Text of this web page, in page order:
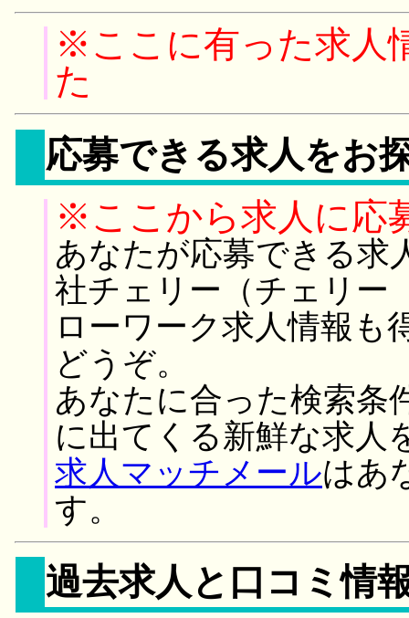
※ここに有った求人
た
応募できる求人をお
※ここから求人に応
あなたが応募できる求
社チェリー（チェリ
ローワーク求人情報も
どうぞ。
あなたに合った検索条
に出てくる新鮮な求人
求人マッチメールはあ
す。
過去求人と口コミ情